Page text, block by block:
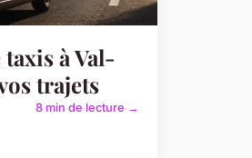
à Val-
trajets
8 min de lecture →